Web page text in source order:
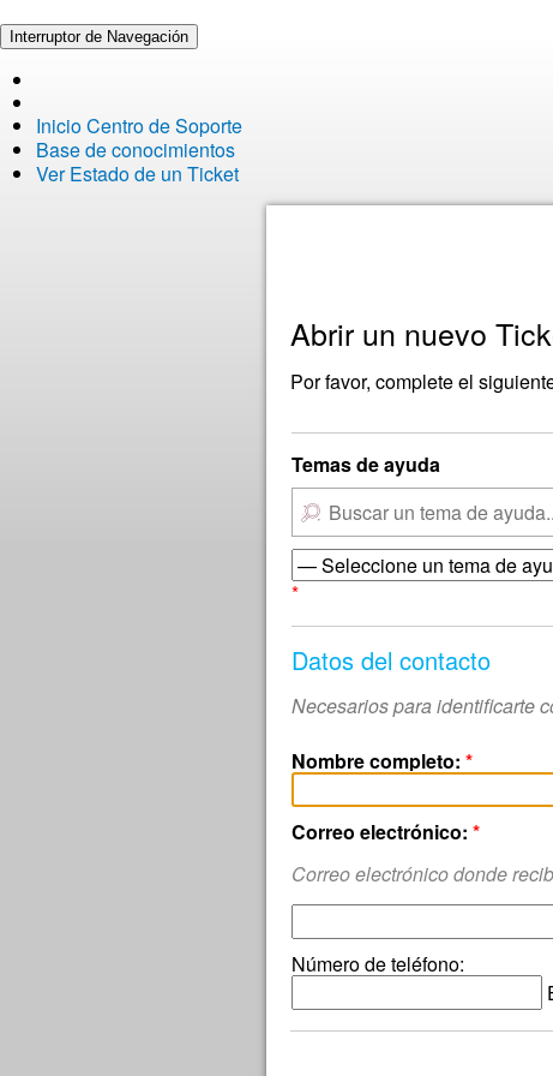
Interruptor de Navegación
Inicio Centro de Soporte
Base de conocimientos
Ver Estado de un Ticket
Abrir un nuevo
Por favor, complete el
Temas de ayuda
*
Datos del contacto
Necesarios para identificarte
Nombre completo: *
Correo electrónico: *
Correo electrónico donde
Número de teléfono: